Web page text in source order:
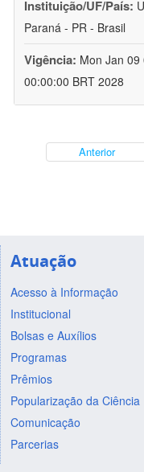
Instituição/UF/País:
Paraná - PR - Brasil
Vigência: Mon Jan 09
00:00:00 BRT 2028
Anterior
Atuação
Acesso à Informação
Institucional
Bolsas e Auxílios
Programas
Prêmios
Popularização da Ciência
Comunicação
Parcerias